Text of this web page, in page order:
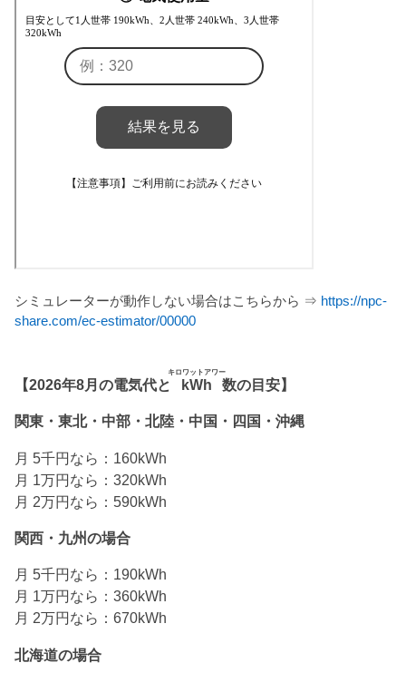
シミュレーターが動作しない場合はこちらから ⇒ https://npc-
share.com/ec-estimator/00000
【2026年8月の電気代と kWh
キロワットアワー
数の目安】
関東・東北・中部・北陸・中国・四国・沖縄
月 5千円なら：160kWh
月 1万円なら：320kWh
月 2万円なら：590kWh
関西・九州の場合
月 5千円なら：190kWh
月 1万円なら：360kWh
月 2万円なら：670kWh
北海道の場合